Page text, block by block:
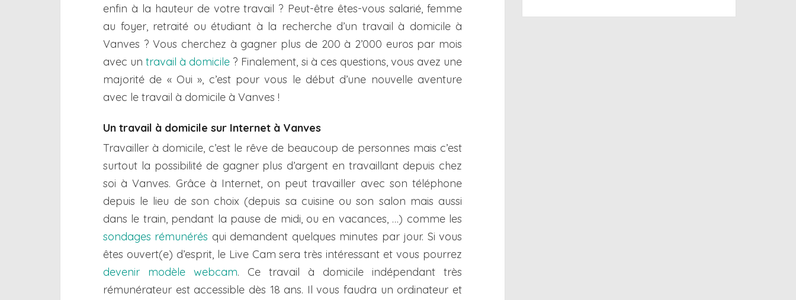
enfin à la hauteur de votre travail ? Peut-être êtes-vous salarié, femme
au foyer, retraité ou étudiant à la recherche d’un travail à domicile à
Vanves ? Vous cherchez à gagner plus de 200 à 2’000 euros par mois
avec untravail à domicile ? Finalement, si à ces questions, vous avez une
majorité de « Oui », c’est pour vous le début d’une nouvelle aventure
avec le travail à domicile à Vanves !
Un travail à domicile sur Internet à Vanves
Travailler à domicile, c’est le rêve de beaucoup de personnes mais c’est
surtout la possibilité de gagner plus d’argent en travaillant depuis chez
soi à Vanves. Grâce à Internet, on peut travailler avec son téléphone
depuis le lieu de son choix (depuis sa cuisine ou son salon mais aussi
dans le train, pendant la pause de midi, ou en vacances, …) comme les
sondages rémunérés qui demandent quelques minutes par jour. Si vous
êtes ouvert(e) d’esprit, le Live Cam sera très intéressant et vous pourrez
devenir modèle webcam. Ce travail à domicile indépendant très
rémunérateur est accessible dès 18 ans. Il vous faudra un ordinateur et